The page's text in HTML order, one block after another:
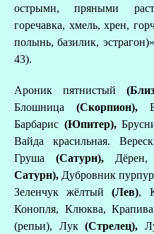
острыми, пряными
горечавка, хмель, хрен,
полынь, базилик,
43).
Ароник пятнистый
Блошница (Скорпион),
Барбарис (Юпитер),
Вайда красильная.
Груша (Сатурн),
Сатурн), Дубровник
Зеленчук жёлтый(Лев),
Конопля, Клюква,
(репьи), Лук(Стрелец),